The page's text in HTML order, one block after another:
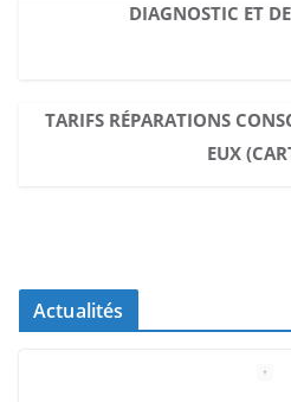
DIAGNOSTIC ET
TARIFS RÉPARATIONS
EUX
Actualités